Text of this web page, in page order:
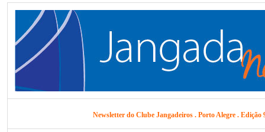
Newsletter do Clube Jangadeiros . Porto Alegre . Edição